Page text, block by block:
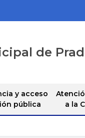
de
y acceso
pública
a la